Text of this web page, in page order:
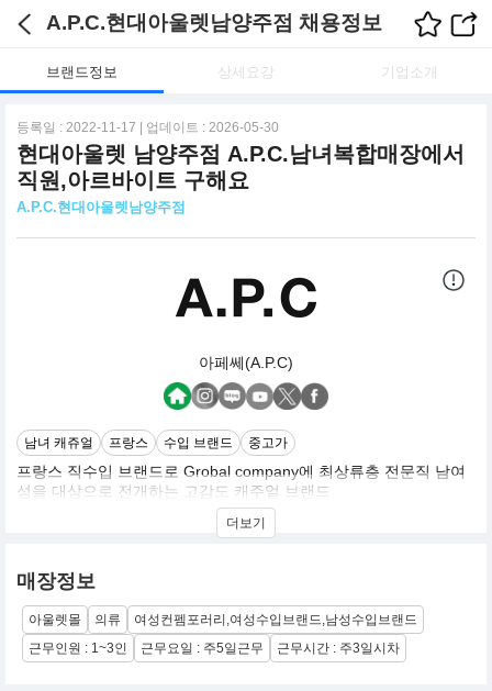
A.P.C.현대아울렛남양주점 채용정보
브랜드정보 상세요강 기업소개
등록일 : 2022-11-17 | 업데이트 : 2026-05-30
현대아울렛 남양주점 A.P.C.남녀복합매장에서
직원,아르바이트 구해요
A.P.C.현대아울렛남양주점
아페쎄(A.P.C)
남녀 캐쥬얼 프랑스 수입 브랜드 중고가
프랑스 직수입 브랜드로 Grobal company에 최상류층 전문직 남여
성을 대상으로 전개하는 고감도 캐주얼 브랜드
더보기
매장정보
아울렛몰 의류
여성컨펨포러리,여성수입브랜드,남성수입브랜드
근무인원 : 1~3인
근무요일 : 주5일근무 근무시간 : 주3일시차